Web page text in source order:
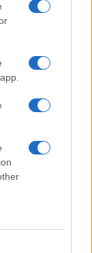
La
a Olbia e in